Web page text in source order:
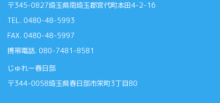
〒345-0827埼玉県南埼玉郡宮代町本田4-2-16
TEL. 0480-48-5993
FAX. 0480-48-5997
携帯電話. 080-7481-8581
じゅれー春日部
〒344-0058埼玉県春日部市栄町3丁目80